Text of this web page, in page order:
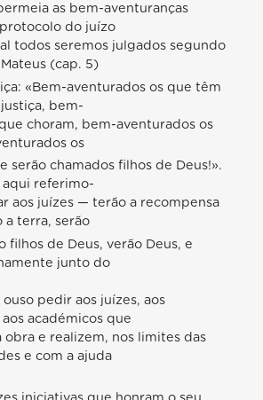
as bem-aventuranças
do juízo
todos seremos julgados segundo
(cap. 5)
«Bem-aventurados os que têm
bem-
choram, bem-aventurados os
os
serão chamados filhos de Deus!».
aqui referimo-
aos juízes — terão a recompensa
a terra, serão
filhos de Deus, verão Deus, e
junto do
pedir aos juízes, aos
académicos que
obra e realizem, nos limites das
e com a ajuda